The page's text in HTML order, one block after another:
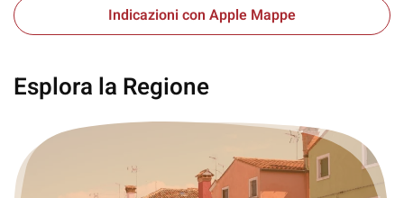
Indicazioni con Apple Mappe
Esplora la Regione